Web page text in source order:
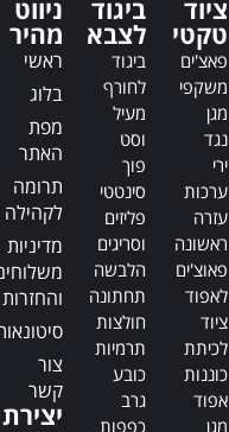
i
v
ציוד
טקטי
פאצ'ים
משקפי
מגן
נגד
ירי
ערכות
עזרה
ראשונה
פאוצ'ים
לאפוד
ציוד
לכיתת
כוננות
אפוד
מגן
ביגוד
לצבא
ביגוד
לחורף
מעיל
וסט
פוך
סינטטי
פליזים
וסריגים
הלבשה
תחתונה
חולצות
תרמיות
כובע
גרב
כפפות
ניווט
מהיר
ראשי
בלוג
מפת
האתר
תרומה
לקהילה
מדיניות
והחזרות
צור
קשר
יצירת